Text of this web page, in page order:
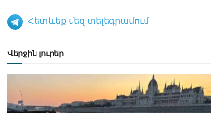
Հետևեք մեզ տելեգրամում
Վերջին լուրեր